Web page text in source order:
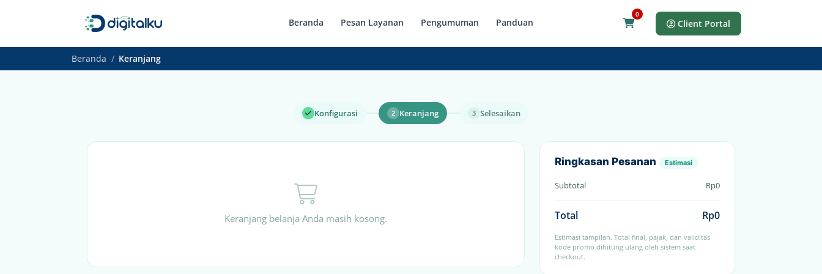
0
Keranjang Belanja
Client Portal
Beranda Pesan Layanan Pengumuman Panduan
Beranda Keranjang
Konfigurasi 2 Keranjang 3 Selesaikan
Keranjang belanja Anda masih kosong.
Ringkasan Pesanan Estimasi
Subtotal Rp0
Total Rp0
Estimasi tampilan. Total final, pajak, dan validitas
kode promo dihitung ulang oleh sistem saat
checkout.